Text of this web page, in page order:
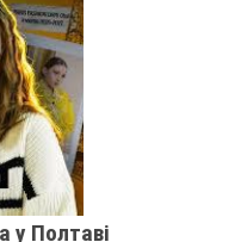
у Полтаві